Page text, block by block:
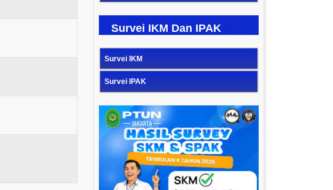
Survei IKM Dan IPAK
Survei IKM
Survei IPAK